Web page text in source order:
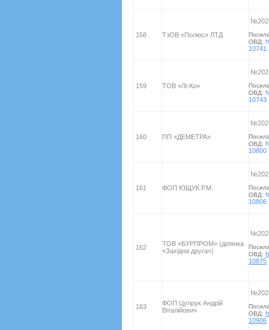
158 ТзОВ «Полюс» ЛТД
ОВД:
10741
159 ТОВ «Лі-Ко»
ОВД:
10743
160 ПП «ДЕМЕТРА»
ОВД:
10800
161 ФОП ЮЩУК Р.М.
ОВД:
10806
162
ТОВ «БУРПРОМ» (ділянка
«Західна друга»)
ОВД:
10875
163
ФОП Цупрук Андрій
Віталійович
ОВД:
10906